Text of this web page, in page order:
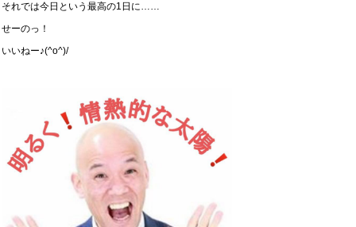
それでは今日という最高の1日に……
せーのっ！
いいねー♪(^o^)/